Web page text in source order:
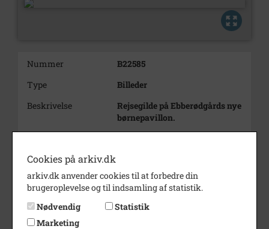
Nummer
B22585
Type
Billeder
Beskrivelse
Rejsegilde på Ebberødgårds nye
børnepavillon.
Årstal
Dateringsnote
1. Oktober 1971
Fotograf
Jørgen Rubæk Hansen
Se på kort
Cookies på arkiv.dk
arkiv.dk anvender cookies til at forbedre din
brugeroplevelse og til indsamling af statistik.
Nødvendig
Statistik
Marketing